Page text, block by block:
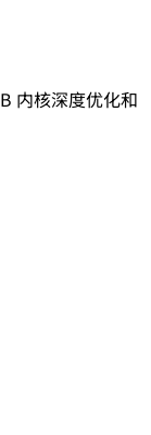
内核深度优化和